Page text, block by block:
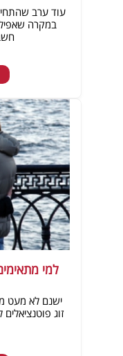
עוד ערב
במקרה
למי
ישנם לא מעט
זוג